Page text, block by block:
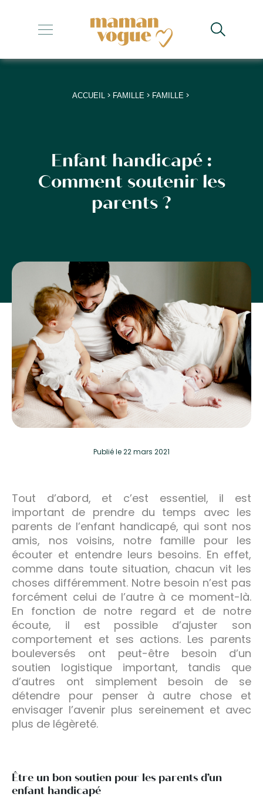
+
+
+
+
ACCUEIL> FAMILLE> FAMILLE>
Enfant handicapé :
Comment soutenir les
parents ?
Publiéle 22 mars 2021
Tout d’abord, et c’est essentiel, il est
important de prendre du temps avec les
parents de l’enfant handicapé, qui sont nos
amis, nos voisins, notre famille pour les
écouter et entendre leurs besoins. En effet,
comme dans toute situation, chacun vit les
choses différemment. Notre besoin n’est pas
forcément celui de l’autre à ce moment-là.
En fonction de notre regard et de notre
écoute, il est possible d’ajuster son
comportement et ses actions. Les parents
bouleversés ont peut-être besoin d’un
soutien logistique important, tandis que
d’autres ont simplement besoin de se
détendre pour penser à autre chose et
envisager l’avenir plus sereinement et avec
plus de légèreté.
Être un bon soutien pour les parents d’un
enfant handicapé